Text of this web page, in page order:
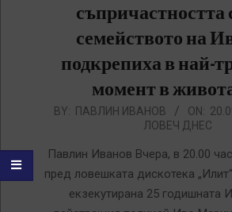
съпричастността
семейството на
подкрепиха в най-
момент в
2012-
BY: ПАВЛИН ИВАНОВ ON:
ЛОВЕЧ ДНЕС
Павлин Иванов Вчера, в 20.00
пред ловешката дискотека
екзекутирана 25 годишната